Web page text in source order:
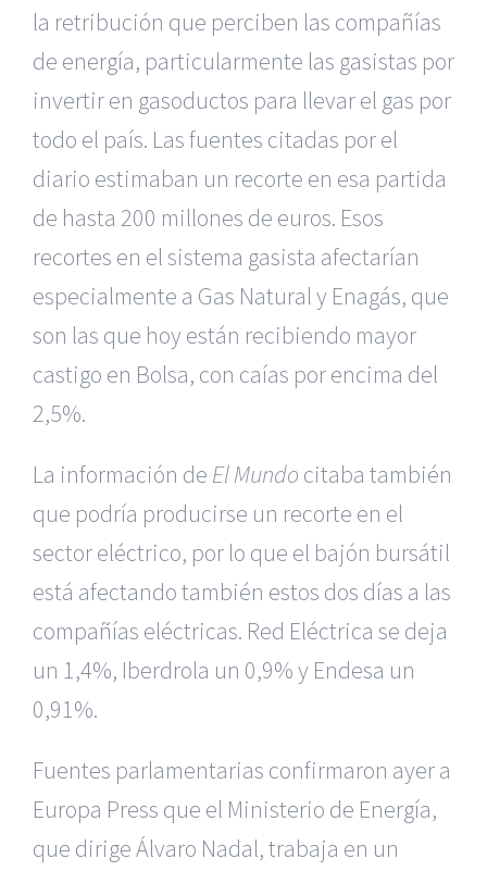
la retribución que perciben las compañías
de energía, particularmente las gasistas por
invertir en gasoductos para llevar el gas por
todo el país. Las fuentes citadas por el
diario estimaban un recorte en esa partida
de hasta 200 millones de euros. Esos
recortes en el sistema gasista afectarían
especialmente a Gas Natural y Enagás, que
son las que hoy están recibiendo mayor
castigo en Bolsa, con caías por encima del
2,5%.
La información de El Mundo citaba también
que podría producirse un recorte en el
sector eléctrico, por lo que el bajón bursátil
está afectando también estos dos días a las
compañías eléctricas. Red Eléctrica se deja
un 1,4%, Iberdrola un 0,9% y Endesa un
0,91%.
Fuentes parlamentarias confirmaron ayer a
Europa Press que el Ministerio de Energía,
que dirige Álvaro Nadal, trabaja en un